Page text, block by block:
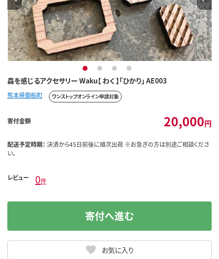
森を感じるアクセサリー Waku【 わく 】「ひかり」 AE003
1 2 3 4
熊本県御船町 ワンストップオンライン申請対象
寄付金額 20,000円
配送予定時期： 決済から45日前後に順次出荷 ※お急ぎの方は別途ご相談くださ
い。
レビュー 0件
お気に入り
寄付へ進む